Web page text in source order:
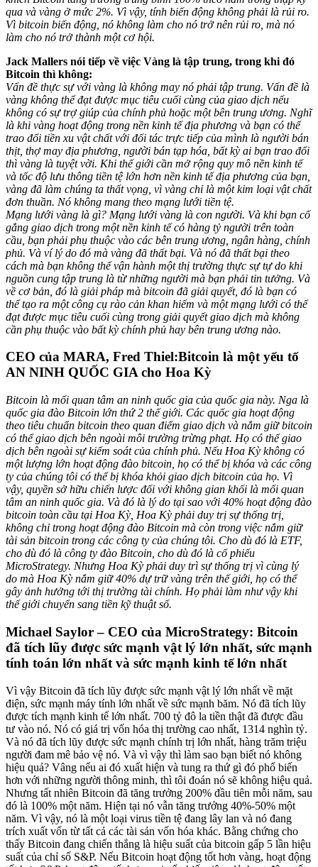
qua và vàng ở mức 2%. Vì vậy, tính biến động không phải là rủi ro.
Vì bitcoin biến động, nó không làm cho nó trở nên rủi ro, mà nó
làm cho nó trở thành một cơ hội.
Jack Mallers nói tiếp về việc Vàng là tập trung, trong khi đó
Bitcoin thì không:
Vấn đề thực sự với vàng là không may nó phải tập trung. Vấn đề là
vàng không thể đạt được mục tiêu cuối cùng của giao dịch nếu
không có sự trợ giúp của chính phủ hoặc một bên trung ương. Nghĩ
là khi vàng hoạt động trong nền kinh tế địa phương và bạn có thể
trao đổi tiền xu vật chất với đối tác trực tiếp của mình là người bán
thịt, thợ may địa phương, người bán tạp hóa, bất kỳ ai bạn trao đổi
thì vàng là tuyệt vời. Khi thế giới cần mở rộng quy mô nền kinh tế
và tốc độ lưu thông tiền tệ lớn hơn nền kinh tế địa phương của bạn,
vàng đã làm chúng ta thất vọng, vì vàng chỉ là một kim loại vật chất
đơn thuần. Nó không mang theo mạng lưới tiền tệ.
Mạng lưới vàng là gì? Mạng lưới vàng là con người. Và khi bạn cố
gắng giao dịch trong một nền kinh tế có hàng tỷ người trên toàn
cầu, bạn phải phụ thuộc vào các bên trung ương, ngân hàng, chính
phủ. Và ví lý do đó mà vàng đã thất bại. Và nó đã thất bại theo
cách mà bạn không thể vận hành một thị trường thực sự tự do khi
nguồn cung tập trung là từ những người mà bạn phải tin tưởng. Và
về cơ bản, đó là giải pháp mà bitcoin đã giải quyết, đó là bạn có
thể tạo ra một công cụ rào cản khan hiếm và một mạng lưới có thể
đạt được mục tiêu cuối cùng trong giải quyết giao dịch mà không
cần phụ thuộc vào bất kỳ chính phủ hay bên trung ương nào.
CEO của MARA, Fred Thiel:Bitcoin là một yếu tố
AN NINH QUỐC GIA cho Hoa Kỳ
Bitcoin là mối quan tâm an ninh quốc gia của quốc gia này. Nga là
quốc gia đào Bitcoin lớn thứ 2 thế giới. Các quốc gia hoạt động
theo tiêu chuẩn bitcoin theo quan điểm giao dịch và nắm giữ bitcoin
có thể giao dịch bên ngoài môi trường trừng phạt. Họ có thể giao
dịch bên ngoài sự kiểm soát của chính phủ. Nếu Hoa Kỳ không có
một lượng lớn hoạt động đào bitcoin, họ có thể bị khóa và các công
ty của chúng tôi có thể bị khóa khỏi giao dịch bitcoin của họ. Vì
vậy, quyền sở hữu chiến lược đối với không gian khối là mối quan
tâm an ninh quốc gia. Và đó là lý do tại sao với 40% hoạt động đào
bitcoin toàn cầu tại Hoa Kỳ, Hoa Kỳ phải duy trị sự thống trị,
không chỉ trong hoạt động đào Bitcoin mà còn trong việc nắm giữ
tài sản bitcoin trong các công ty của chúng tôi. Cho dù đó là ETF,
cho dù đó là công ty đào Bitcoin, cho dù đó là cổ phiếu
MicroStrategy. Nhưng Hoa Kỳ phải duy trì sự thống trị vì cùng lý
do mà Hoa Kỳ nắm giữ 40% dự trữ vàng trên thế giới, họ có thể
gây ảnh hưởng tới thị trường tài chính. Họ phải làm như vậy khi
thế giới chuyển sang tiền kỹ thuật số.
Michael Saylor – CEO của MicroStrategy: Bitcoin
đã tích lũy được sức mạnh vật lý lớn nhất, sức mạnh
tính toán lớn nhất và sức mạnh kinh tế lớn nhất
Vì vậy Bitcoin đã tích lũy được sức mạnh vật lý lớn nhất về mặt
điện, sức mạnh máy tính lớn nhất về sức mạnh băm. Nó đã tích lũy
được tích mạnh kinh tế lớn nhất. 700 tỷ đô la tiền thật đã được đầu
tư vào nó. Nó có giá trị vốn hóa thị trường cao nhất, 1314 nghìn tỷ.
Và nó đã tích lũy được sức mạnh chính trị lớn nhất, hàng trăm triệu
người đam mê bảo vệ nó. Và vì vậy thì làm sao bạn biết nó không
hiệu quả? Vâng nếu ai đó xuất hiện và tung ra thứ gì đó phổ biến
hơn với những người thông minh, thì tôi đoán nó sẽ không hiệu quả.
Nhưng tất nhiên Bitcoin đã tăng trưởng 200% đầu tiên mỗi năm, sau
đó là 100% một năm. Hiện tại nó vẫn tăng trưởng 40%-50% một
năm. Vì vậy, nó là một loại virus tiền tệ đang lây lan và nó đang
trích xuất vốn từ tất cả các tài sản vốn hóa khác. Bằng chứng cho
thấy Bitcoin đang chiến thắng là hiệu suất của bitcoin gấp 5 lần hiệu
suất của chỉ số S&P. Nếu Bitcoin hoạt động tốt hơn vàng, hoạt động